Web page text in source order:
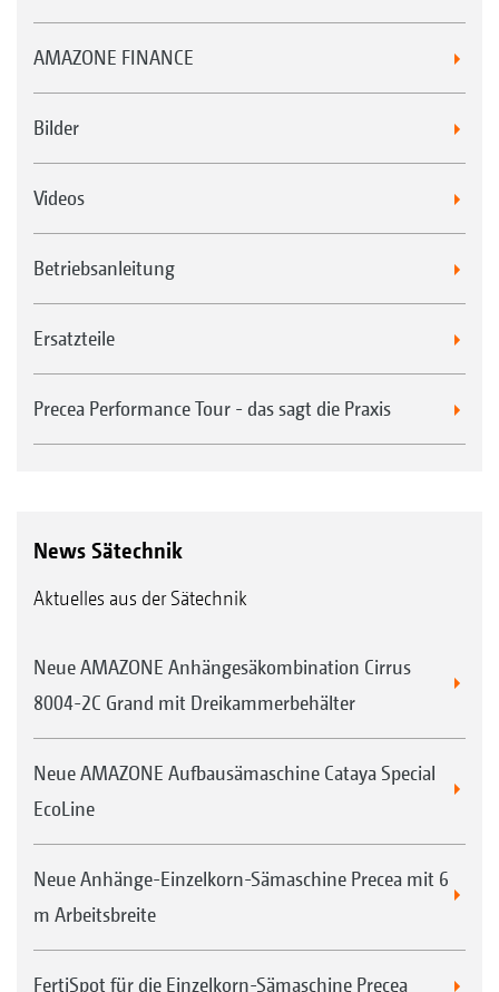
AMAZONE FINANCE
Bilder
Videos
Betriebsanleitung
Ersatzteile
Precea Performance Tour - das sagt die Praxis
News Sätechnik
Aktuelles aus der Sätechnik
Neue AMAZONE Anhängesäkombination Cirrus
8004-2C Grand mit Dreikammerbehälter
Neue AMAZONE Aufbausämaschine Cataya Special
EcoLine
Neue Anhänge-Einzelkorn-Sämaschine Precea mit 6
m Arbeitsbreite
FertiSpot für die Einzelkorn-Sämaschine Precea